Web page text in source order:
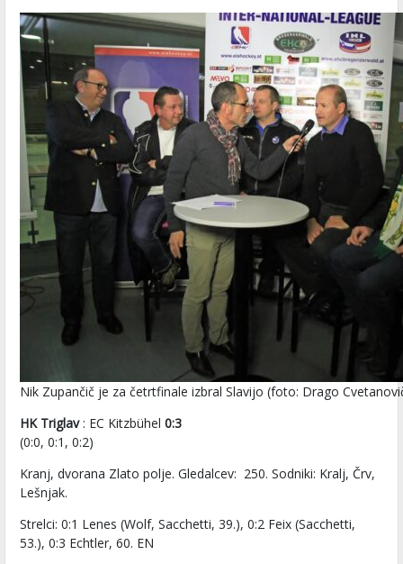
Nik Zupančič je za četrtfinale izbral Slavijo (foto: Drago
HK Triglav: EC Kitzbühel 0:3
(0:0, 0:1, 0:2)
Kranj, dvorana Zlato polje. Gledalcev: 250. Sodniki: Kralj, Črv,
Lešnjak.
Strelci: 0:1 Lenes (Wolf, Sacchetti, 39.), 0:2 Feix (Sacchetti,
53.), 0:3 Echtler, 60. EN